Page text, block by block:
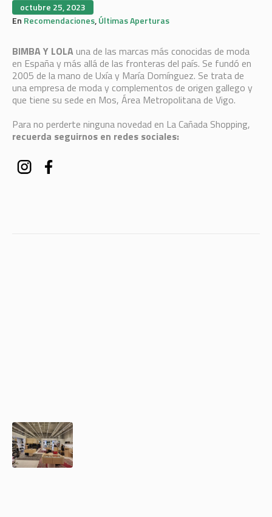
octubre 25, 2023
En Recomendaciones,Últimas Aperturas
BIMBA Y LOLAuna de las marcas más conocidas de moda
en España y más allá de las fronteras del país. Se fundó en
2005 de la mano de Uxía y María Domínguez. Se trata de
una empresa de moda y complementos de origen gallego y
que tiene su sede en Mos, Área Metropolitana de Vigo.
Para no perderte ninguna novedad en La Cañada Shopping,
recuerda seguirnos en redes sociales: